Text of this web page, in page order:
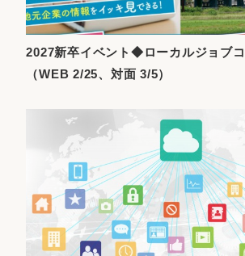
2027新卒イベント◆ローカルジョブ
（WEB 2/25、対面 3/5）